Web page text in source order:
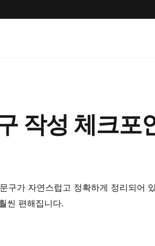
작성 체크포
구가 자연스럽고 정확하게 정리되어
씬 편해집니다.